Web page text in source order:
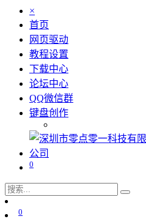
×
首页
网页驱动
教程设置
下载中心
论坛中心
QQ微信群
键盘创作
0
0